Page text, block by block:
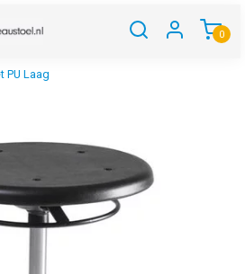
0
PU Laag